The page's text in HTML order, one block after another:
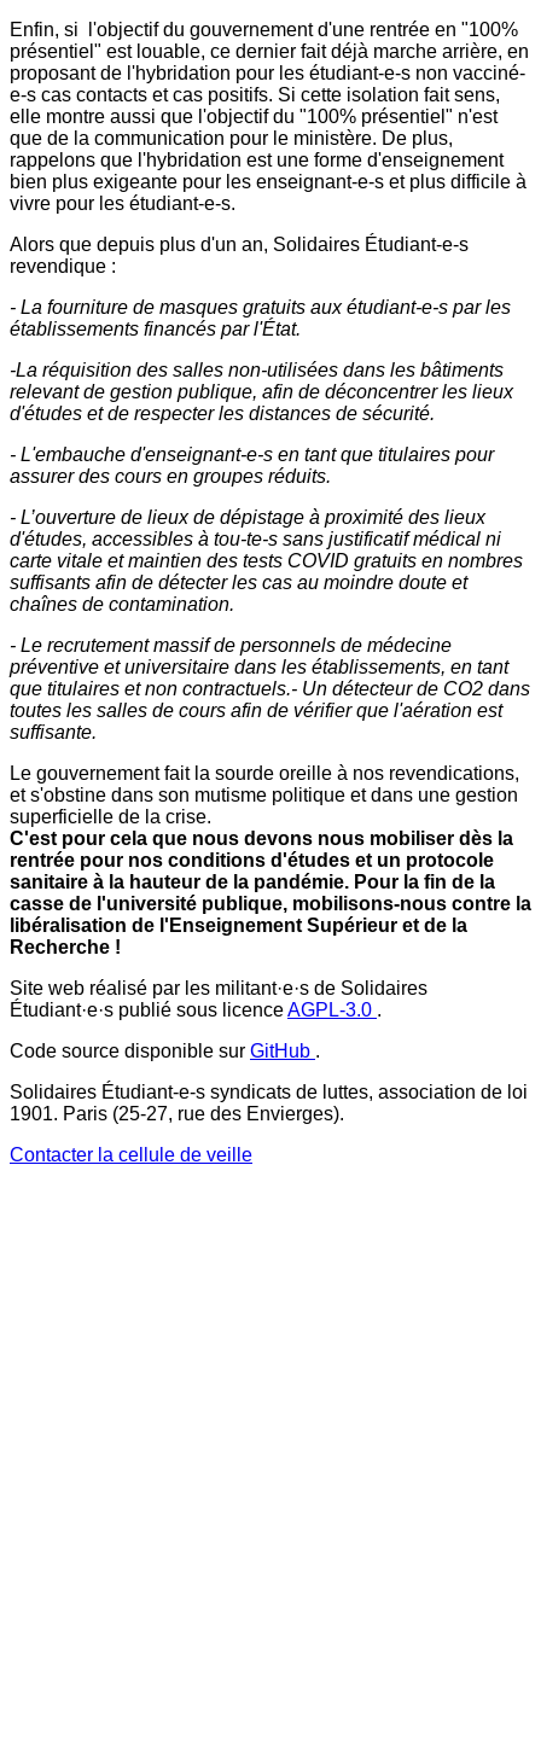
Enfin, si l'objectif du gouvernement d'une rentrée en "100%
présentiel" est louable, ce dernier fait déjà marche arrière, en
proposant de l'hybridation pour les étudiant-e-s non vacciné-
e-s cas contacts et cas positifs. Si cette isolation fait sens,
elle montre aussi que l'objectif du "100% présentiel" n'est
que de la communication pour le ministère. De plus,
rappelons que l'hybridation est une forme d'enseignement
bien plus exigeante pour les enseignant-e-s et plus difficile à
vivre pour les étudiant-e-s.
Alors que depuis plus d'un an, Solidaires Étudiant-e-s
revendique :
- La fourniture de masques gratuits aux étudiant-e-s par les
établissements financés par l'État.
-La réquisition des salles non-utilisées dans les bâtiments
relevant de gestion publique, afin de déconcentrer les lieux
d'études et de respecter les distances de sécurité.
- L'embauche d'enseignant-e-s en tant que titulaires pour
assurer des cours en groupes réduits.
- L’ouverture de lieux de dépistage à proximité des lieux
d'études, accessibles à tou-te-s sans justificatif médical ni
carte vitale et maintien des tests COVID gratuits en nombres
suffisants afin de détecter les cas au moindre doute et
chaînes de contamination.
- Le recrutement massif de personnels de médecine
préventive et universitaire dans les établissements, en tant
que titulaires et non contractuels.- Un détecteur de CO2 dans
toutes les salles de cours afin de vérifier que l'aération est
suffisante.
Le gouvernement fait la sourde oreille à nos revendications,
et s'obstine dans son mutisme politique et dans une gestion
superficielle de la crise.
C'est pour cela que nous devons nous mobiliser dès la
rentrée pour nos conditions d'études et un protocole
sanitaire à la hauteur de la pandémie. Pour la fin de la
casse de l'université publique, mobilisons-nous contre la
libéralisation de l'Enseignement Supérieur et de la
Recherche !
Site web réalisé par les militant·e·s de Solidaires
Étudiant·e·s publié sous licenceAGPL-3.0 .
Code source disponible sur GitHub .
Solidaires Étudiant-e-s syndicats de luttes, association de loi
1901. Paris (25-27, rue des Envierges).
Contacter la cellule de veille